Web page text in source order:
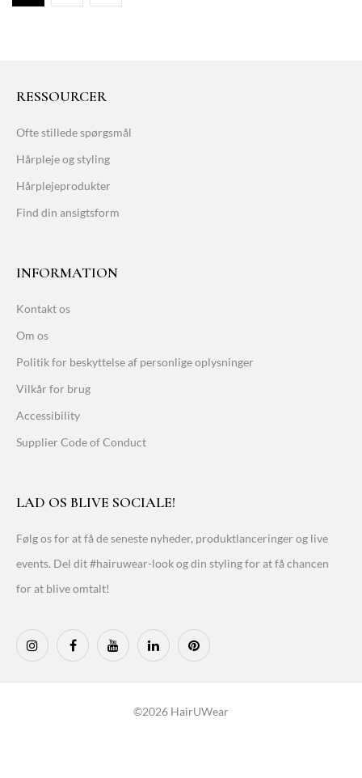
RESSOURCER
Ofte stillede spørgsmål
Hårpleje og styling
Hårplejeprodukter
Find din ansigtsform
INFORMATION
Kontakt os
Om os
Politik for beskyttelse af personlige oplysninger
Vilkår for brug
Accessibility
Supplier Code of Conduct
LAD OS BLIVE SOCIALE!
Følg os for at få de seneste nyheder, produktlanceringer og live
events. Del dit #hairuwear-look og din styling for at få chancen
for at blive omtalt!
©2026 HairUWear